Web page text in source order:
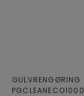
GULVRENGØRING
PGCLEANECO1000